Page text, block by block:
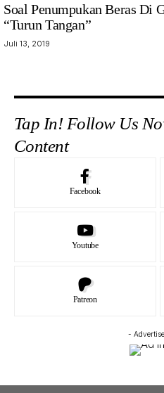
Soal Penumpukan Beras Di
“Turun Tangan”
Juli 13, 2019
Tap In! Follow Us
Content
Facebook
Youtube
Patreon
-